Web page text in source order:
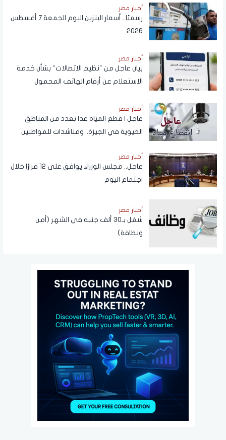
أخبار مصر
رسميًا.. أسعار البنزين اليوم الجمعة 7 أغسطس
2026
أخبار مصر
بيان عاجل من "نظيم الاتصالات" بشأن خدمة
الاستعلام عن أرقام الهاتف المحمول
NTRA
أخبار مصر
عاجل | قطع المياه غدا بعدد من المناطق
الحيوية في الجيزة.. ومناشدات للمواطنين
أخبار مصر
عاجل.. مجلس الوزراء يوافق على 12 قرارًا خلال
اجتماع اليوم
أخبار مصر
شغل بـ30 ألف جنيه في الشهر (أمن
ونظافة)